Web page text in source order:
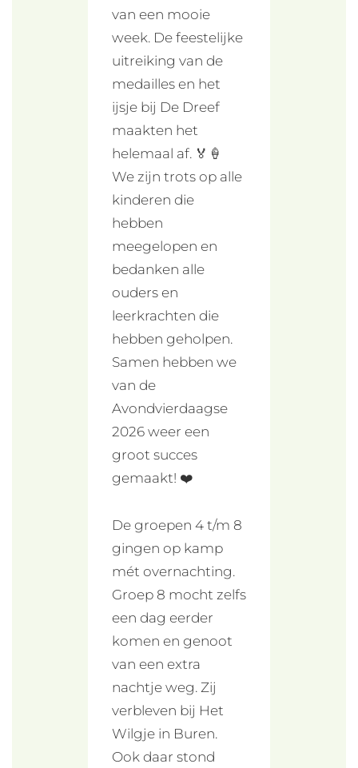
van een mooie
week. De feestelijke
uitreiking van de
medailles en het
ijsje bij De Dreef
maakten het
helemaal af. 🏅🍦
We zijn trots op alle
kinderen die
hebben
meegelopen en
bedanken alle
ouders en
leerkrachten die
hebben geholpen.
Samen hebben we
van de
Avondvierdaagse
2026 weer een
groot succes
gemaakt! ❤️
De groepen 4 t/m 8
gingen op kamp
mét overnachting.
Groep 8 mocht zelfs
een dag eerder
komen en genoot
van een extra
nachtje weg. Zij
verbleven bij Het
Wilgje in Buren.
Ook daar stond